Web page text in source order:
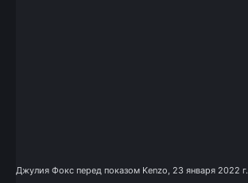
Джулия Фокс перед показом Kenzo, 23 января 2022 г.